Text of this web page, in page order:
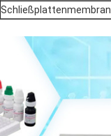
Schließplattenmembran